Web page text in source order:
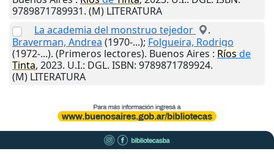
9789871789931. (M) LITERATURA
La academia del monstruo tejedor
.
Braverman, Andrea (1970-...); Folgueira, Rodrigo
(1972-...). (Primeros lectores). Buenos Aires : Ríos de
Tinta, 2023. U.I.: DGL. ISBN: 9789871789924.
(M) LITERATURA